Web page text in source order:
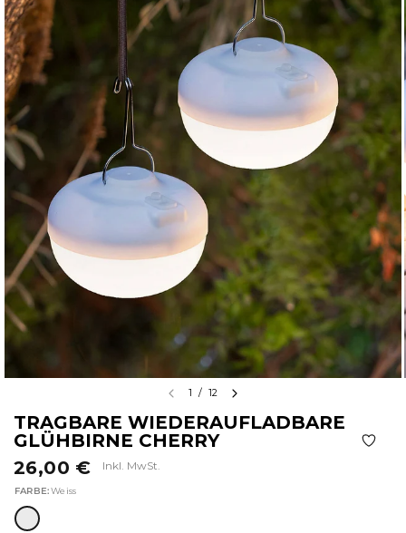
1 / 12
TRAGBARE WIEDERAUFLADBARE
GLÜHBIRNE CHERRY
26,00 €
Inkl. MwSt.
FARBE:Weiss